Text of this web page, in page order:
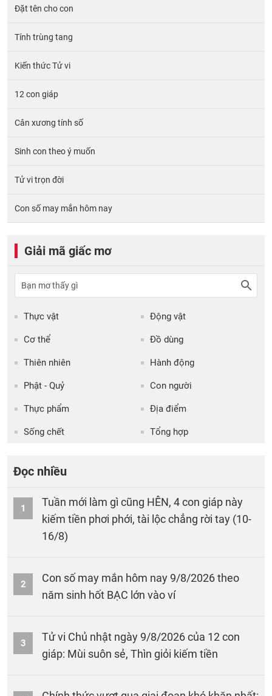
Đặt tên cho con
Tính trùng tang
Kiến thức Tử vi
12 con giáp
Cân xương tính số
Sinh con theo ý muốn
Tử vi trọn đời
Con số may mắn hôm nay
Giải mã giấc mơ
Thực vật Động vật
Cơ thể Đồ dùng
Thiên nhiên Hành động
Phật - Quỷ Con người
Thực phẩm Địa điểm
Sống chết Tổng hợp
Đọc nhiều
1
Tuần mới làm gì cũng HÊN, 4 con giáp này
kiếm tiền phơi phới, tài lộc chẳng rời tay (10-
16/8)
2
Con số may mắn hôm nay 9/8/2026 theo
năm sinh hốt BẠC lớn vào ví
3
Tử vi Chủ nhật ngày 9/8/2026 của 12 con
giáp: Mùi suôn sẻ, Thìn giỏi kiếm tiền